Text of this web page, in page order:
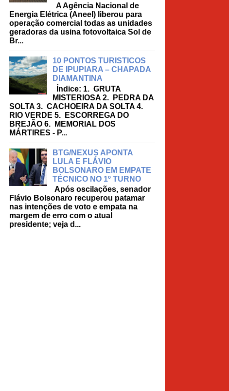
A Agência Nacional de
Energia Elétrica (Aneel) liberou para
operação comercial todas as unidades
geradoras da usina fotovoltaica Sol de
Br...
10 PONTOS TURISTICOS
DE IPUPIARA – CHAPADA
DIAMANTINA
Índice: 1. GRUTA
MISTERIOSA 2. PEDRA DA
SOLTA 3. CACHOEIRA DA SOLTA 4.
RIO VERDE 5. ESCORREGA DO
BREJÃO 6. MEMORIAL DOS
MÁRTIRES - P...
BTG/NEXUS APONTA
LULA E FLÁVIO
BOLSONARO EM EMPATE
TÉCNICO NO 1º TURNO
Após oscilações, senador
Flávio Bolsonaro recuperou patamar
nas intenções de voto e empata na
margem de erro com o atual
presidente; veja d...